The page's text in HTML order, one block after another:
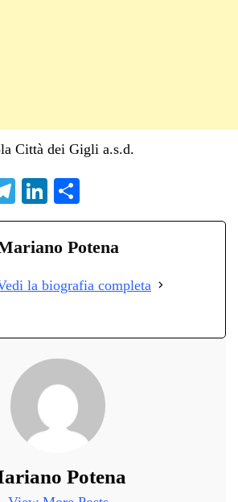
Città dei Gigli a.s.d.
Te
le
gr
m
Li
nk
ed
on
di
di
Potena
la biografia completa
Potena